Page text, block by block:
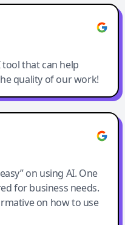
that can help
quality of our work!
on using AI. One
for business needs.
on how to use